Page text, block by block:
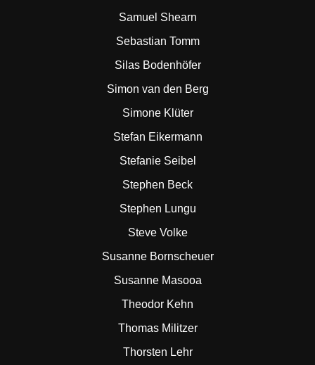
Samuel Shearn
Sebastian Tomm
Silas Bodenhöfer
Simon van den Berg
Simone Klüter
Stefan Eikermann
Stefanie Seibel
Stephen Beck
Stephen Lungu
Steve Volke
Susanne Bornscheuer
Susanne Masooa
Theodor Kehn
Thomas Militzer
Thorsten Lehr